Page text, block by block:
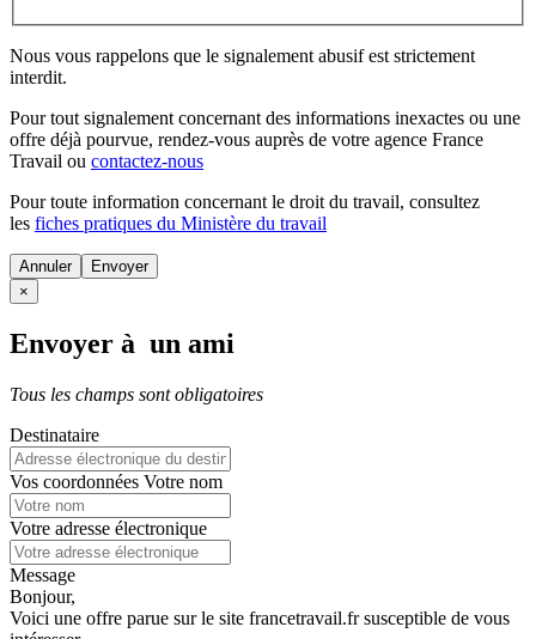
Nous vous rappelons que le signalement abusif est strictement
interdit.
Pour tout signalement concernant des informations inexactes ou une
offre déjà pourvue, rendez-vous auprès de votre agence France
Travail ou contactez-nous
Pour toute information concernant le droit du travail, consultez
les fiches pratiques du Ministère du travail
Annuler
×
Envoyer à un ami
Tous les champs sont obligatoires
Destinataire
Vos coordonnées Votre nom
Votre adresse électronique
Message
Bonjour,
Voici une offre parue sur le site francetravail.fr susceptible de vous